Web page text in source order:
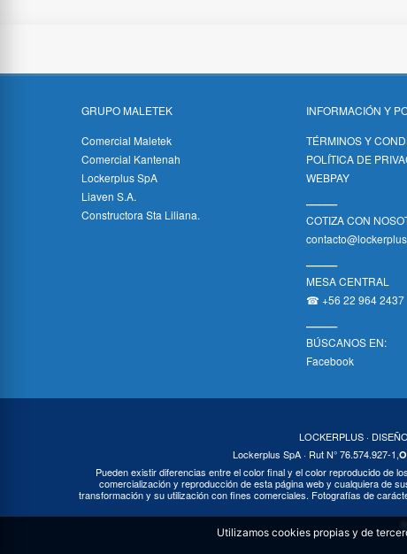
GRUPO MALETEK
Comercial Maletek
Comercial Kantenah
Lockerplus SpA
Liaven S.A.
Constructora Sta Liliana.
INFORMACIÓN Y
TÉRMINOS Y
POLÍTICA DE
WEBPAY
COTIZA CON
MESA CENTRAL
☎ +56 22 964 2437
BÚSCANOS EN:
Facebook
LOCKERPLUS ·
Lockerplus SpA · Rut N° 76.574.927-1,
Pueden existir diferencias entre el color final y el color reproducido de
comercialización y reproducción de esta página web y cualquiera de
transformación y su utilización con fines comerciales. Fotografías de
Utilizamos cookies propias y de